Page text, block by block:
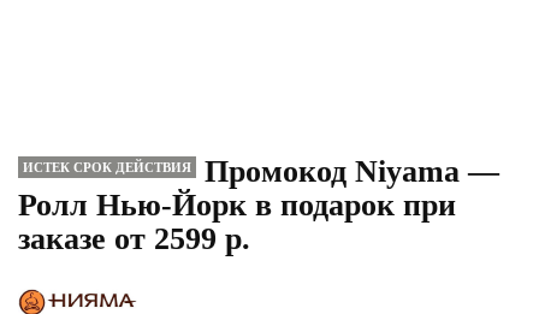
ИСТЕК СРОК ДЕЙСТВИЯ
Промокод Niyama —
Ролл Нью-Йорк в подарок при
заказе от 2599 р.